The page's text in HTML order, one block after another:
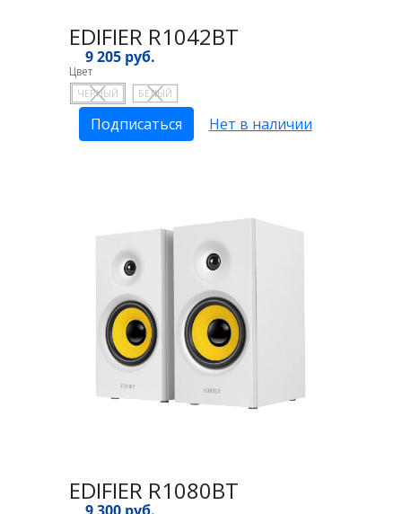
EDIFIER R1042BT
9 205 руб.
Цвет
ЧЕРНЫЙ БЕЛЫЙ
Подписаться Нет в наличии
EDIFIER R1080BT